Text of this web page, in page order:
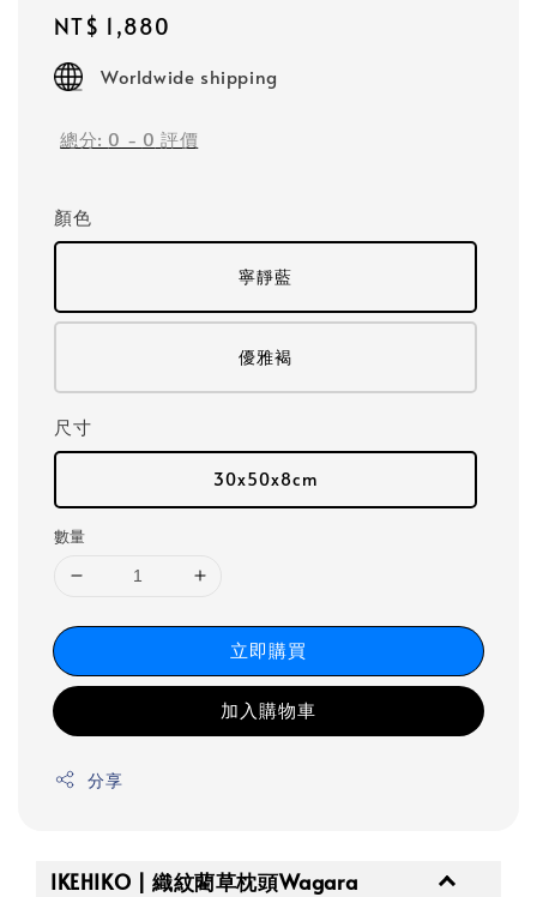
Regular
price
NT$ 1,880
Worldwide shipping
總分: 0 - 0 評價
顏色
寧靜藍
優雅褐
尺寸
30x50x8cm
數量
立即購買
加入購物車
分享
IKEHIKO | 織紋藺草枕頭Wagara